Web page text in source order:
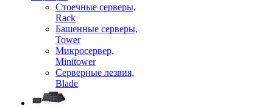
Стоечные серверы,
Rack
Башенные серверы,
Tower
Микросервер,
Minitower
Серверные лезвия,
Blade